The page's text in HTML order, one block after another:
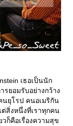
เธอเป็นนัก
ยอมรับอย่างกว้าง
นยุโรป คนอเมริกัน
สิ่งหนึ่งที่เราทุกคน
ก็คือเรื่องความสุข